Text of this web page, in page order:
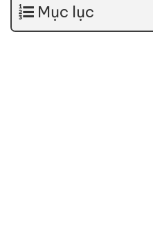
Mục lục